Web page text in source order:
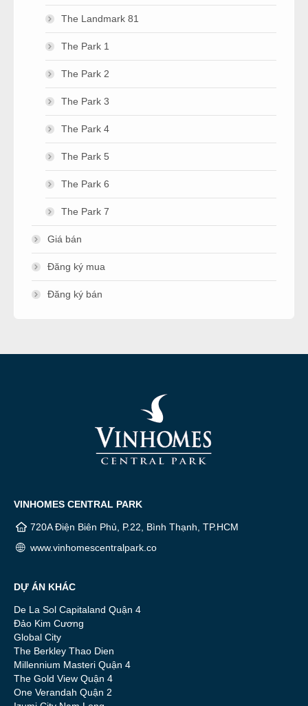
The Landmark 81
The Park 1
The Park 2
The Park 3
The Park 4
The Park 5
The Park 6
The Park 7
Giá bán
Đăng ký mua
Đăng ký bán
VINHOMES CENTRAL PARK
720A Điện Biên Phủ, P.22, Bình Thạnh, TP.HCM
www.vinhomescentralpark.co
DỰ ÁN KHÁC
De La Sol Capitaland Quận 4
Đảo Kim Cương
Global City
The Berkley Thao Dien
Millennium Masteri Quận 4
The Gold View Quận 4
One Verandah Quận 2